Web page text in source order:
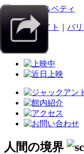
スマホサイト バ
人間の境界